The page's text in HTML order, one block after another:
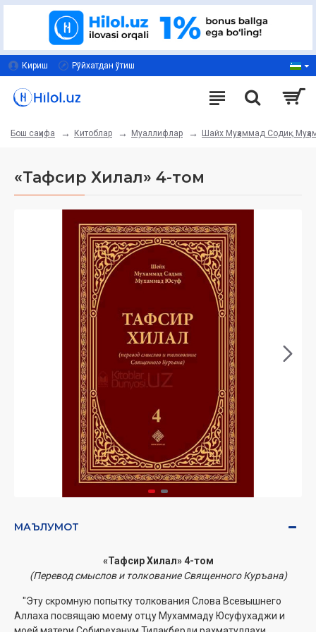
Кириш Рўйхатдан ўтиш
Бош саҳифа Китоблар Муаллифлар Шайх Муҳаммад Содиқ
«Тафсир Хилал» 4-том
МАЪЛУМОТ
«Тафсир Хилал» 4-том
(Перевод смыслов и толкование Священного Куръана)
"Эту скромную попытку толкования Слова Всевышнего
Аллаха посвящаю моему отцу Мухаммаду Юсуфухаджи и